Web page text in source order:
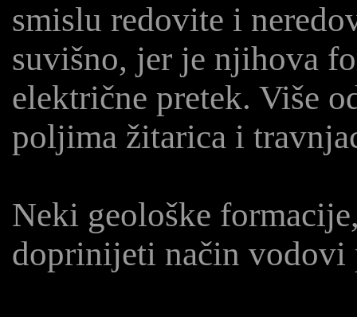
smislu redovite i
suvišno, jer je njihova
električne pretek. Više
poljima žitarica i
Neki geološke
doprinijeti način vodovi